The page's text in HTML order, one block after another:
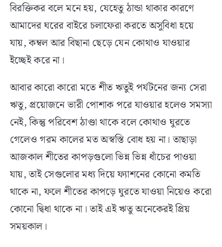
বিরক্তিকর বলে মনে হয়, যেহেতু ঠান্ডা থাকার কারণে
আমাদের ঘরের বাইরে চলাফেরা করতে অসুবিধা হয়ে
যায়, কম্বল আর বিছানা ছেড়ে যেন কোথাও যাওয়ার
ইচ্ছেই করে না।
আবার কারো কারো মতে শীত ঋতুই পর্যটনের জন্য সেরা
ঋতু, প্রয়োজনে ভারী পোশাক পরে যাওয়ার হলেও সমস্যা
নেই, কিন্তু পরিবেশ ঠাণ্ডা থাকে বলে কোথাও ঘুরতে
গেলেও গরম কালের মত অস্বস্তি বোধ হয় না। তাছাড়া
আজকাল শীতের কাপড়গুলো ভিন্ন ভিন্ন ধাঁচের পাওয়া
যায়, তাই সেগুলোর মধ্য দিয়ে ফ্যাশনের কোনো কমতি
থাকে না, ফলে শীতের কাপড়ে ঘুরতে যাওয়া নিয়েও করো
কোনো দ্বিধা থাকে না। তাই এই ঋতু অনেকেরই প্রিয়
সময়কাল।